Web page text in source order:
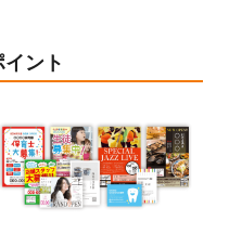
利な操作方法3選！
インテンプレート
ットステッカーが作成で
した！
ント